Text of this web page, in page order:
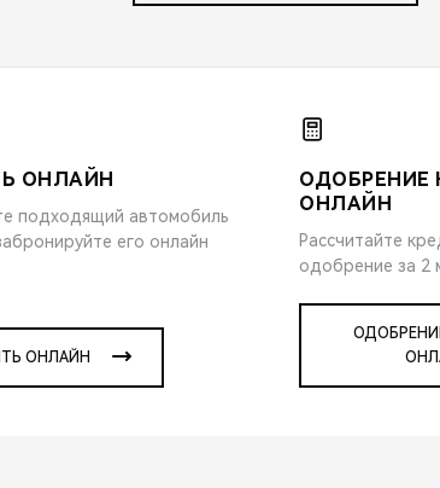
ОНЛАЙН
подходящий автомобиль
его онлайн
ОНЛАЙН
ОДОБРЕНИЕ
ОНЛАЙН
Рассчитайте
одобрение за 2